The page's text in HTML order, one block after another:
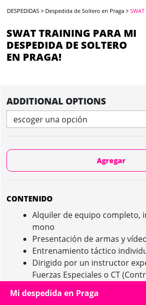
DESPEDIDAS > Despedida de Soltero en Praga >
SWAT TRAINING PARA MI
DESPEDIDA DE SOLTERO
EN PRAGA!
ADDITIONAL OPTIONS
escoger una opción
Agregar
CONTENIDO
Alquiler de equipo completo,
mono
Presentación de armas y
Entrenamiento táctico
Dirigido por un instructor
Fuerzas Especiales o CT
Misión de entrenamiento con
escenarios y objetivos realistas
Mi despedida en Praga